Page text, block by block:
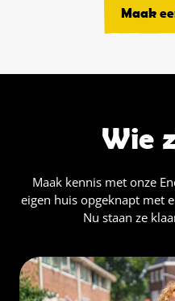
Maak
Wie
Maak kennis met onze
eigen huis opgeknapt met
Nu staan ze